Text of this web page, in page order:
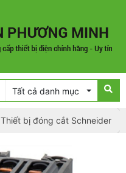
Tất cả danh mục
Thiết bị đóng cắt Schneider